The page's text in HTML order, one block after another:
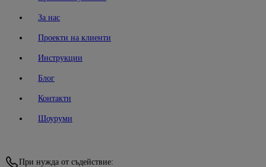
За нас
Проекти на клиенти
Инструкции
Блог
Контакти
Шоуруми
При нужда от съдействие: